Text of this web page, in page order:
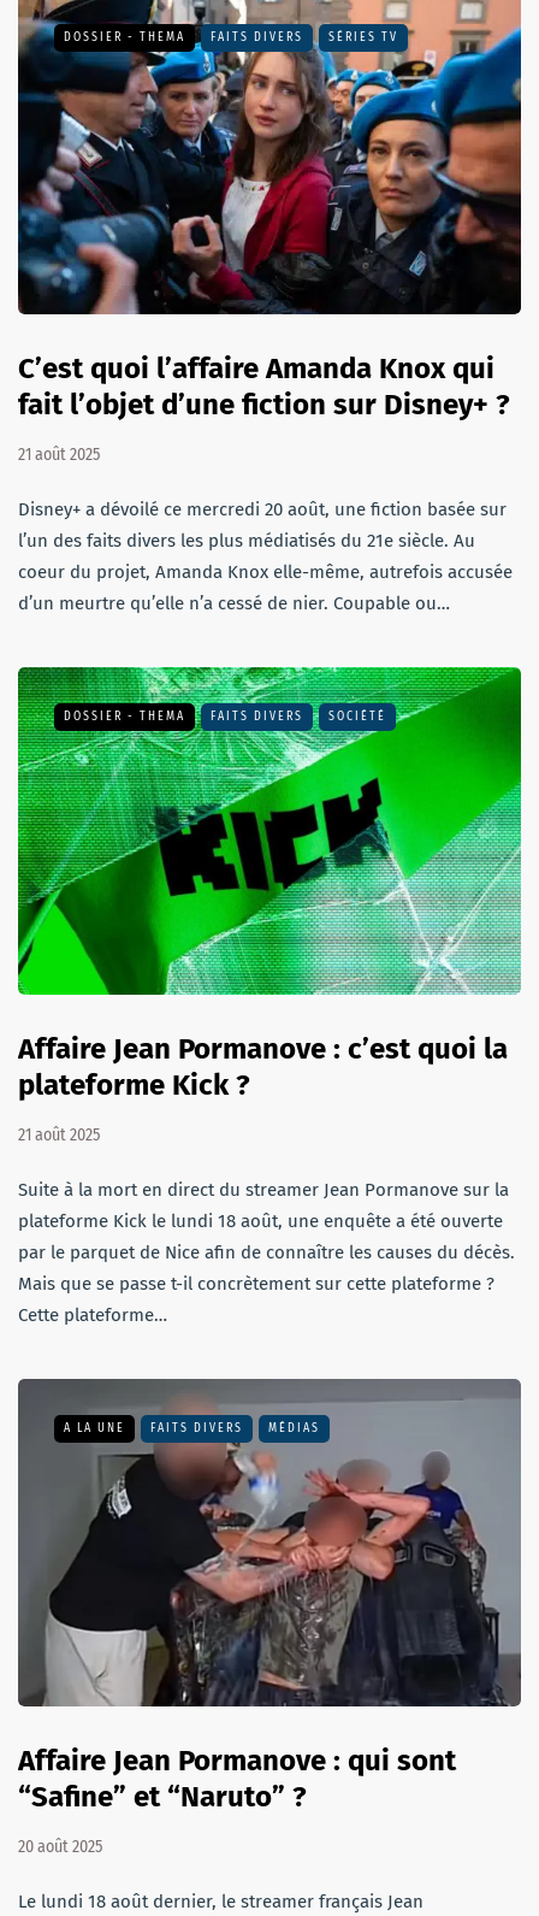
DOSSIER - THEMA FAITS DIVERS SÉRIES TV
C’est quoi l’affaire Amanda Knox qui
fait l’objet d’une fiction sur Disney+ ?
21 août 2025
Disney+ a dévoilé ce mercredi 20 août, une fiction basée sur
l’un des faits divers les plus médiatisés du 21e siècle. Au
coeur du projet, Amanda Knox elle-même, autrefois accusée
d’un meurtre qu’elle n’a cessé de nier. Coupable ou…
DOSSIER - THEMA FAITS DIVERS SOCIÉTÉ
Affaire Jean Pormanove : c’est quoi la
plateforme Kick ?
21 août 2025
Suite à la mort en direct du streamer Jean Pormanove sur la
plateforme Kick le lundi 18 août, une enquête a été ouverte
par le parquet de Nice afin de connaître les causes du décès.
Mais que se passe t-il concrètement sur cette plateforme ?
Cette plateforme…
A LA UNE FAITS DIVERS MÉDIAS
Affaire Jean Pormanove : qui sont
“Safine” et “Naruto” ?
20 août 2025
Le lundi 18 août dernier, le streamer français Jean